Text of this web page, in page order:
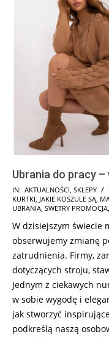
Ubrania do pracy –
2025-
04-
IN: AKTUALNOŚCI, SKLEPY
KURTKI, JAKIE KOSZULE SĄ,
UBRANIA, SWETRY PROMOCJA,
W dzisiejszym świecie
obserwujemy zmianę
zatrudnienia. Firmy,
dotyczących stroju,
Jednym z ciekawych
w sobie wygodę i
jak stworzyć
podkreślą naszą